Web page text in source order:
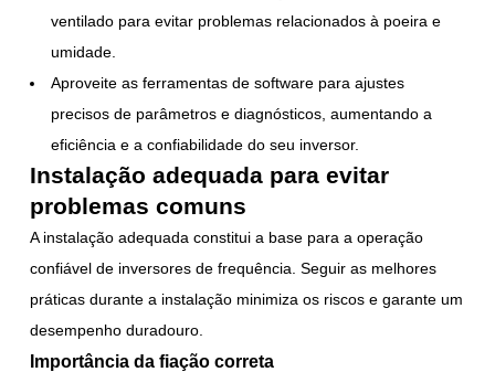
ventilado para evitar problemas relacionados à poeira e
umidade.
Aproveite as ferramentas de software para ajustes
precisos de parâmetros e diagnósticos, aumentando a
eficiência e a confiabilidade do seu inversor.
Instalação adequada para evitar
problemas comuns
A instalação adequada constitui a base para a operação
confiável de inversores de frequência. Seguir as melhores
práticas durante a instalação minimiza os riscos e garante um
desempenho duradouro.
Importância da fiação correta